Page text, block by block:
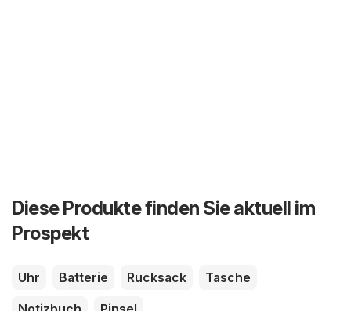
Diese Produkte finden Sie aktuell im
Prospekt
Uhr Batterie Rucksack
Tasche